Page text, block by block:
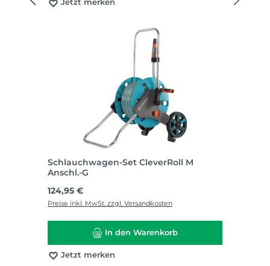
Jetzt merken
Schlauchwagen-Set CleverRoll M
Anschl.-G
Regulärer Preis:
124,95 €
Preise inkl. MwSt. zzgl. Versandkosten
In den Warenkorb
Jetzt merken